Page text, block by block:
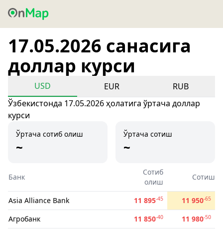
17.05.2026 санасига
доллар курси
USD EUR
RUB
Ўзбекистонда 17.05.2026 ҳолатига ўртача доллар
курси
Ўртача сотиб олиш
~
Ўртача сотиш
~
Банк
Сотиб
олиш
Сотиш
Asia Alliance Bank 11 895-45 11 950-65
Агробанк 11 850-40 11 980-50